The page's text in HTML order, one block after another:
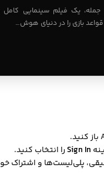
جمله، یک فیلم سینمایی
Sign Inرا انتخاب کنید.
پلی‌لیست‌ها و اشتراک